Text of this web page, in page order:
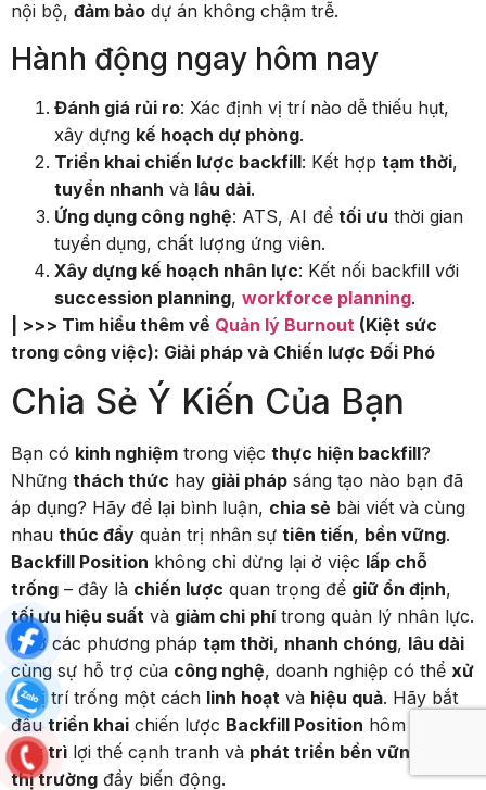
nội bộ, đảm bảo dự án không chậm trễ.
Hành động ngay hôm nay
Đánh giá rủi ro: Xác định vị trí nào dễ thiếu hụt,
xây dựng kế hoạch dự phòng.
Triển khai chiến lược backfill: Kết hợp tạm thời,
tuyển nhanh và lâu dài.
Ứng dụng công nghệ: ATS, AI để tối ưu thời gian
tuyển dụng, chất lượng ứng viên.
Xây dựng kế hoạch nhân lực: Kết nối backfill với
succession planning, workforce planning.
| >>> Tìm hiểu thêm về Quản lý Burnout (Kiệt sức
trong công việc): Giải pháp và Chiến lược Đối Phó
Chia Sẻ Ý Kiến Của Bạn
Bạn có kinh nghiệm trong việc thực hiện backfill?
Những thách thức hay giải pháp sáng tạo nào bạn đã
áp dụng? Hãy để lại bình luận, chia sẻ bài viết và cùng
nhau thúc đẩy quản trị nhân sự tiên tiến, bền vững.
Backfill Position không chỉ dừng lại ở việc lấp chỗ
trống – đây là chiến lược quan trọng để giữ ổn định,
tối ưu hiệu suất và giảm chi phítrong quản lý nhân lực.
Nhờ các phương pháp tạm thời, nhanh chóng, lâu dài
cùng sự hỗ trợ của công nghệ, doanh nghiệp có thể xử
lývị trí trống một cách linh hoạt và hiệu quả. Hãy bắt
đầu triển khai chiến lược Backfill Position hôm nay để
duy trì lợi thế cạnh tranh và phát triển bền vững
thị trường đầy biến động.